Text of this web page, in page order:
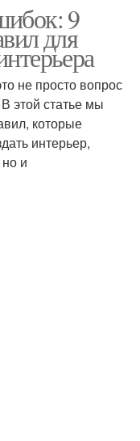
9
для
не просто вопрос
этой статье мы
которые
интерьер,
и